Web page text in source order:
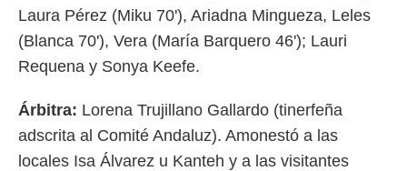
Laura Pérez (Miku 70'), Ariadna Mingueza, Leles
(Blanca 70'), Vera (María Barquero 46'); Lauri
Requena y Sonya Keefe.
Árbitra: Lorena Trujillano Gallardo (tinerfeña
adscrita al Comité Andaluz). Amonestó a las
locales Isa Álvarez u Kanteh y a las visitantes